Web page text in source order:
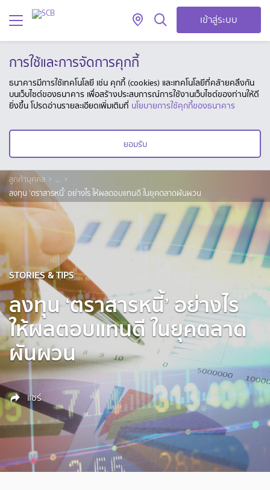
เข้าสู่ระบบ
การใช้และการจัดการคุกกี้
ธนาคารมีการใช้เทคโนโลยี เช่น คุกกี้ (cookies) และเทคโนโลยีที่คล้ายคลึงกัน
บนเว็บไซต์ของธนาคาร เพื่อสร้างประสบการณ์การใช้งานเว็บไซต์ของท่านให้ดี
ยิ่งขึ้น โปรดอ่านรายละเอียดเพิ่มเติมที่ นโยบายการใช้คุกกี้ของธนาคาร
ยอมรับ
ลูกค้าบุคคล
...
ลงทุน ‘ตราสารหนี้’ อย่างไร ให้ผลตอบแทนดี ในยุคตลาดผันผวน
STORIES & TIPS
ลงทุน ‘ตราสารหนี้’ อย่างไร
ให้ผลตอบแทนดี ในยุคตลาด
ผันผวน
แชร์